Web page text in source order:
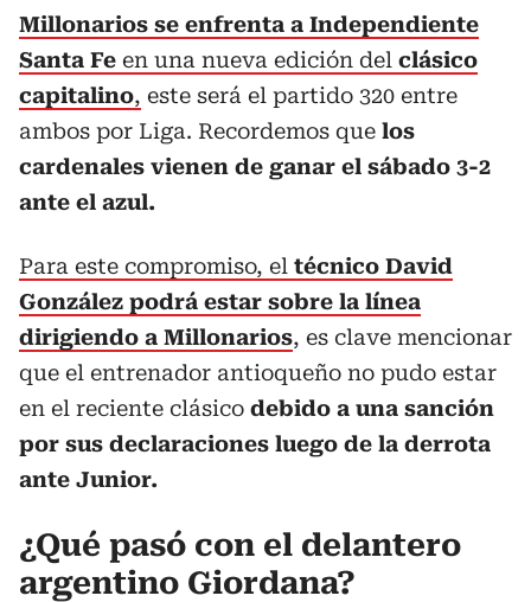
Millonarios se enfrenta a Independiente
Santa Fe en una nueva edición del clásico
capitalino, este será el partido 320 entre
ambos por Liga. Recordemos que los
cardenales vienen de ganar el sábado 3-2
ante el azul.
Para este compromiso, el técnico David
González podrá estar sobre la línea
dirigiendo a Millonarios, es clave mencionar
que el entrenador antioqueño no pudo estar
en el reciente clásico debido a una sanción
por sus declaraciones luego de la derrota
ante Junior.
¿Qué pasó con el delantero
argentino Giordana?